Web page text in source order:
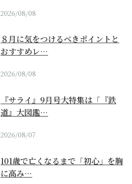
2026/08/08
８月に気をつけるべきポイントと
おすすめレ…
2026/08/08
『サライ』9月号大特集は「『鉄
道』大図鑑…
2026/08/07
101歳で亡くなるまで「初心」を胸
に高み…